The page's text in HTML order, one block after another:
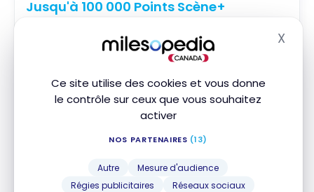
Ce site utilise des cookies et vous donne
le contrôle sur ceux que vous souhaitez
activer
NOS PARTENAIRES (13)
Autre
Mesure d'audience
Régies publicitaires
Réseaux sociaux
X
Jusqu'à 100 000 Points Scène+
Valeur de la première année :1 481 $
Meilleure pour août 2026
Aucuns frais de conversion
Excellentes Assurances
10 Accès gratuits aux Salons VIP
Souscrire